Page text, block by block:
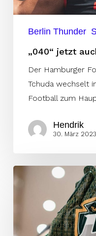
Berlin Thunder
„040“ jetzt
Der Hamburger
Tchuda wechselt
Football zum
Hendrik
30. März 2023
Delgado
unterschreibt